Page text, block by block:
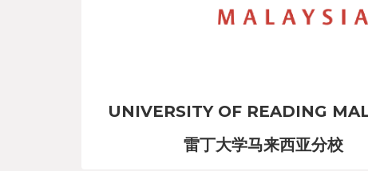
UNIVERSITY OF READING
雷丁大学马来西亚分校